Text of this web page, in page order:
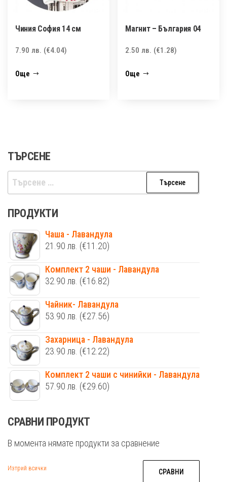
Чиния София 14 см
7.90 лв. (€4.04)
Още
Магнит – България 04
2.50лв. (€1.28)
Още
ТЪРСЕНЕ
Търсене
за:
ПРОДУКТИ
Чаша - Лавандула
21.90 лв. (€11.20)
Комплект 2 чаши - Лавандула
32.90 лв. (€16.82)
Чайник- Лавандула
53.90 лв. (€27.56)
Захарница - Лавандула
23.90 лв. (€12.22)
Комплект 2 чаши с чинийки - Лавандула
57.90 лв. (€29.60)
СРАВНИ ПРОДУКТ
В момента нямате продукти за сравнение
Изтрий всички СРАВНИ